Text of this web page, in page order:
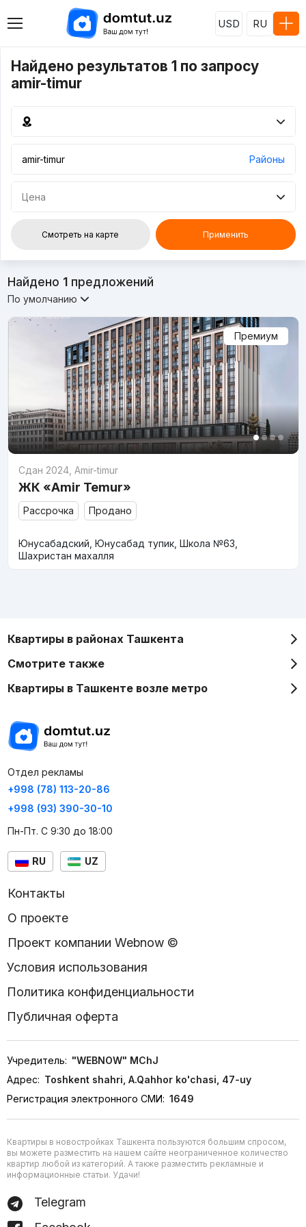
USD RU
Найдено результатов 1 по запросу
amir-timur
Районы
Цена
Смотреть на карте Применить
Найдено 1предложений
По умолчанию
Премиум
Сдан 2024, Amir-timur
ЖК «Amir Temur»
Рассрочка Продано
Юнусабадский, Юнусабад тупик, Школа №63,
Шахристан махалля
Квартиры в районах Ташкента
Смотрите также
Квартиры в Ташкенте возле метро
Отдел рекламы
+998 (78) 113-20-86
+998 (93) 390-30-10
Пн-Пт. С 9:30 до 18:00
RU UZ
Контакты
О проекте
Проект компании Webnow ©
Условия использования
Политика конфиденциальности
Публичная оферта
Учредитель: "WEBNOW" MChJ
Адрес: Toshkent shahri, A.Qahhor ko'chasi, 47-uy
Регистрация электронного СМИ: 1649
Квартиры в новостройках Ташкента пользуются большим спросом,
вы можете разместить на нашем сайте неограниченное количество
квартир любой из категорий. А также разместить рекламные и
информационные статьи. Удачи!
Telegram